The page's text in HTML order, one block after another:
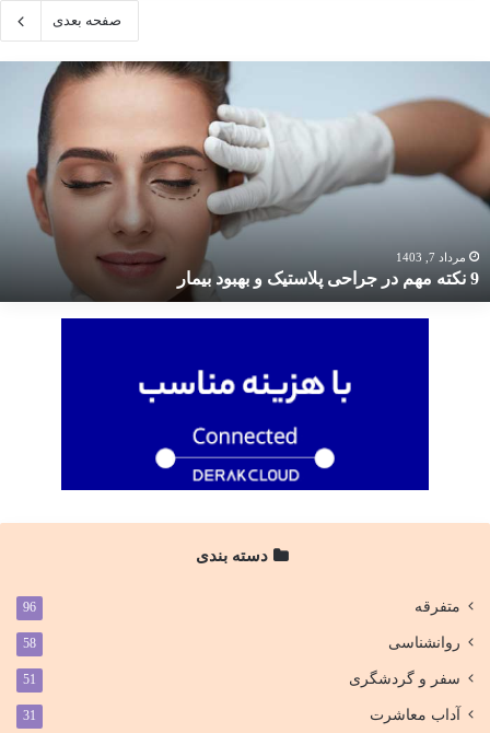
صفحه بعدی
مهم
جراحی
پلاستیک
و
بیمارمرداد 7, 1403
9 نکته مهم در جراحی پلاستیک و بهبود بیمار
دسته بندی
متفرقه 96
روانشناسی 58
سفر و گردشگری 51
آداب معاشرت 31